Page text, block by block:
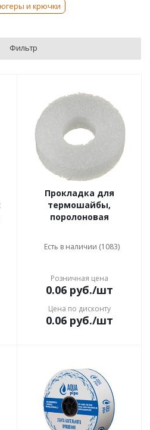
и крючки
Фильтр
Прокладка для
термошайбы,
поролоновая
Есть в наличии (1083)
Розничная цена
0.06руб./шт
Цена по дисконту
0.06руб./шт